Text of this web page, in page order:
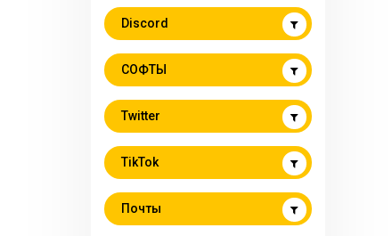
Discord
СОФТЫ
Twitter
TikTok
Почты